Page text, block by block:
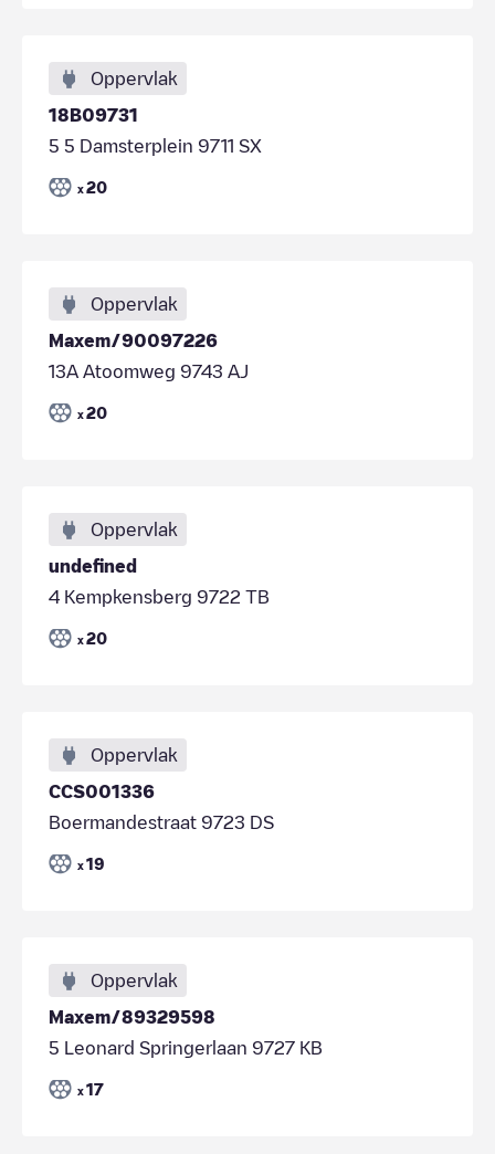
Oppervlak
18B09731
5 5 Damsterplein 9711 SX
x 20
Oppervlak
Maxem/90097226
13A Atoomweg 9743 AJ
x 20
Oppervlak
undefined
4 Kempkensberg 9722 TB
x 20
Oppervlak
CCS001336
Boermandestraat 9723 DS
x 19
Oppervlak
Maxem/89329598
5 Leonard Springerlaan 9727 KB
x 17